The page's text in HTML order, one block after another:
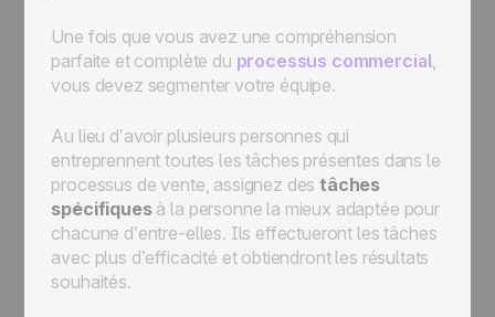
Une fois que vous avez une compréhension
parfaite et complète du processus commercial,
vous devez segmenter votre équipe.
Au lieu d’avoir plusieurs personnes qui
entreprennent toutes les tâches présentes dans le
processus de vente, assignez destâches
spécifiquesà la personne la mieux adaptée pour
chacune d’entre-elles. Ils effectueront les tâches
avec plus d’efficacité et obtiendront les résultats
souhaités.